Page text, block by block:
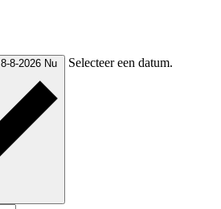
8-8-2026 Nu Selecteer een datum.